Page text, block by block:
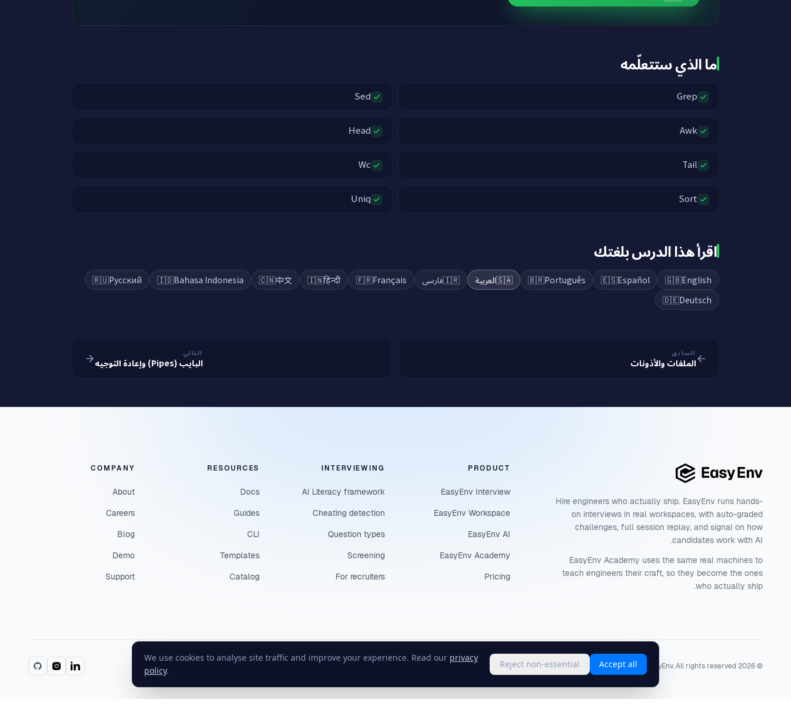
We use cookies to analyse site traffic and improve your experience. Read our privacy
policy.
Reject non-essential Accept all
ما الذي ستتعلّمه
Grep
Sed
Awk
Head
Tail
Wc
Sort
Uniq
اقرأ هذا الدرس بلغتك
🇬🇧English
🇪🇸Español
🇧🇷Português
🇸🇦العربية 🇮🇷فارسی 🇫🇷Français
🇮🇳हिन्दी
🇨🇳中文
🇮🇩Bahasa Indonesia
🇷🇺Русский
🇩🇪Deutsch
السابق
الملفات والأذونات
التالي
البايب (Pipes) وإعادة التوجيه
Hire engineers who actually ship. EasyEnv runs hands-
on interviews in real workspaces, with auto-graded
challenges, full session replay, and signal on how
candidates work with AI.
EasyEnv Academy uses the same real machines to
teach engineers their craft, so they become the ones
who actually ship.
PRODUCT
EasyEnv Interview
EasyEnv Workspace
EasyEnv AI
EasyEnv Academy
Pricing
INTERVIEWING
AI Literacy framework
Cheating detection
Question types
Screening
For recruiters
RESOURCES
Docs
Guides
CLI
Templates
Catalog
COMPANY
About
Careers
Blog
Demo
Support
©
2026
Terms Privacy · Status